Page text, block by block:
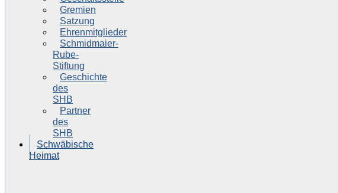
Gremien
Satzung
Ehrenmitglieder
Schmidmaier-
Rube-
Stiftung
Geschichte
des
SHB
Partner
des
SHB
Schwäbische
Heimat